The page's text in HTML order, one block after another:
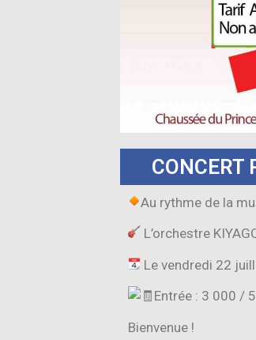
CONCERT
Au rythme de la
L’orchestre
Le vendredi 22
Entrée : 3 000 /
Bienvenue !